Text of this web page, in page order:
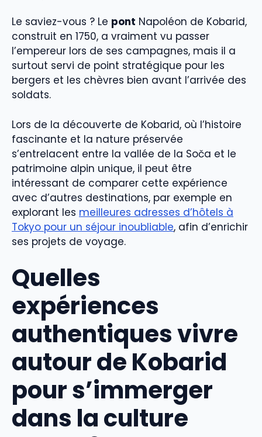
Le saviez-vous ? Le pont Napoléon de Kobarid,
construit en 1750, a vraiment vu passer
l’empereur lors de ses campagnes, mais il a
surtout servi de point stratégique pour les
bergers et les chèvres bien avant l’arrivée des
soldats.
Lors de la découverte de Kobarid, où l’histoire
fascinante et la nature préservée
s’entrelacent entre la vallée de la Soča et le
patrimoine alpin unique, il peut être
intéressant de comparer cette expérience
avec d’autres destinations, par exemple en
explorant les meilleures adresses d’hôtels à
Tokyo pour un séjour inoubliable, afin d’enrichir
ses projets de voyage.
Quelles
expériences
authentiques vivre
autour de Kobarid
pour s’immerger
dans la culture